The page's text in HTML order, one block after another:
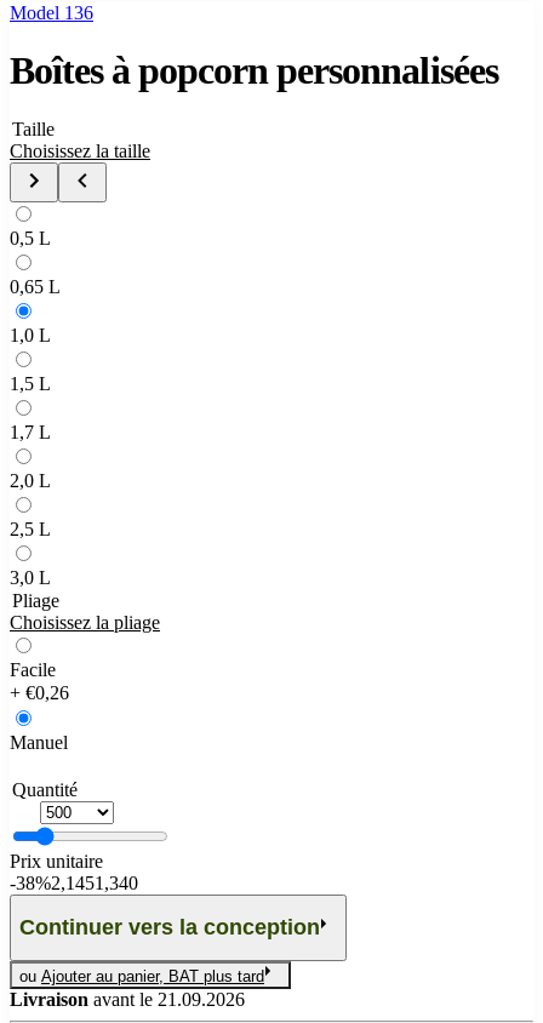
Model 136
Boîtes à popcorn personnalisées
Taille
Choisissez la taille
0,5 L
0,65 L
1,0 L
1,5 L
1,7 L
2,0 L
2,5 L
3,0 L
Pliage
Choisissez la pliage
Facile
+ €0,26
Manuel
Quantité
Prix unitaire
-38%2,1451,340
Continuer vers la conception
ou Ajouter au panier, BAT plus tard
Livraison avant le 21.09.2026